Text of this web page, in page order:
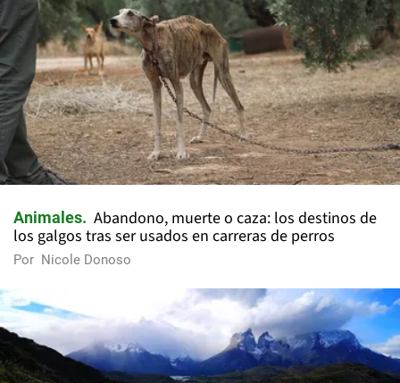
Animales
Abandono, muerte o caza: los destinos de
los galgos tras ser usados en carreras de perros
Por Nicole Donoso